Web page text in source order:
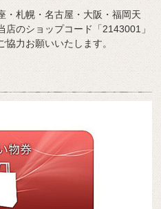
・札幌・名古屋・大阪・福岡天
のショップコード「2143001」
力お願いいたします。